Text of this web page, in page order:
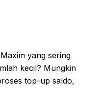
yang sering
kecil? Mungkin
top-up saldo,